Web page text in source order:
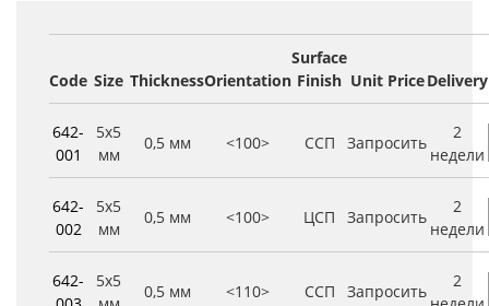
Code Size ThicknessOrientation
Surface
Finish Unit PriceDelivery
642-
001
5x5
мм
0,5 мм <100> ССП Запросить
2
недели
642-
002
5x5
мм
0,5 мм <100> ЦСП Запросить
2
недели
642-
5x5
0,5 мм <110> ССП Запросить
2